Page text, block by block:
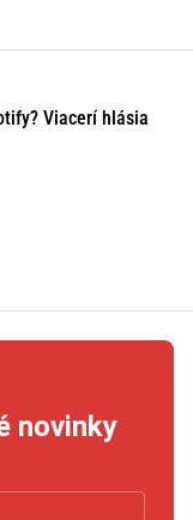
Viacerí hlásia
novinky